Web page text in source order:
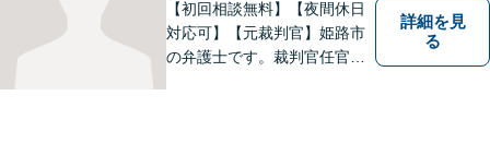
【初回相談無料】【夜間休日
対応可】【元裁判官】姫路市
の弁護士です。裁判官任官２
詳細を見
る